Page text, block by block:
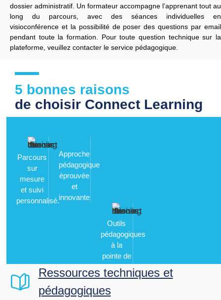
dossier administratif. Un formateur accompagne l’apprenant tout au
long du parcours, avec des séances individuelles en
visioconférence et la possibilité de poserdesquestions paremail
pendant toute laformation. Pour toute question technique sur la
plateforme, veuillez contacter le service pédagogique.
5 bonnes raisons
de choisir Connect Learning
Parcours
sur
mesure
et suivi
personnalisé.
Approche
pédagogique
éprouvée
et
innovante
la
technologie
Ressources techniques et
pédagogiques